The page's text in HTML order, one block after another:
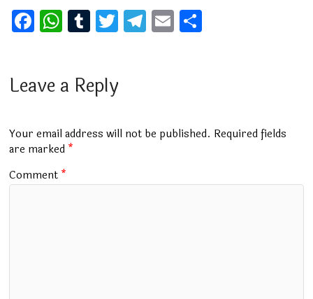
F
a
b
o
k
W
h
s
p
p
T
u
bl
T
wi
er
T
el
m
E
m
Leave a Reply
Your email address will not be published. Required fields
are marked *
Comment *